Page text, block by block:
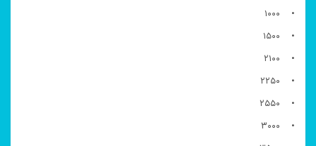
• ۱۰۰۰
• ۱۵۰۰
• ۲۱۰۰
• ۲۲۵۰
• ۲۵۵۰
• ۳۰۰۰